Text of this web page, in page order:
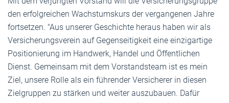
den erfolgreichen Wachstumskurs der vergangenen Jahre
fortsetzen. "Aus unserer Geschichte heraus haben wir als
Versicherungsverein auf Gegenseitigkeit eine einzigartige
Positionierung im Handwerk, Handel und Öffentlichen
Dienst. Gemeinsam mit dem Vorstandsteam ist es mein
Ziel, unsere Rolle als ein führender Versicherer in diesen
Zielgruppen zu stärken und weiter auszubauen. Dafür